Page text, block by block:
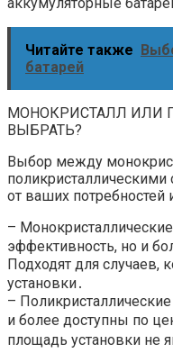
Читайте также
батарей
МОНОКРИСТАЛЛ ИЛИ
ВЫБРАТЬ?
Выбор между
от ваших потребностей
–
эффективность, но и
Подходят для случаев,
установки․
–
и более доступны по
площадь установки не